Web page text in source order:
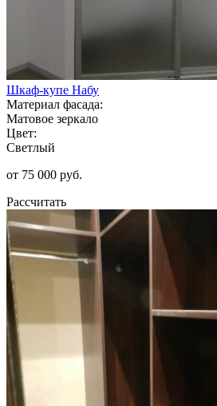
Шкаф-купе Набу
Материал фасада:
Матовое зеркало
Цвет:
Светлый
от 75 000 руб.
Рассчитать